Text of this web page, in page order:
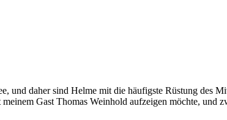
daher sind Helme mit die häufigste Rüstung des
Gast Thomas Weinhold aufzeigen möchte, und